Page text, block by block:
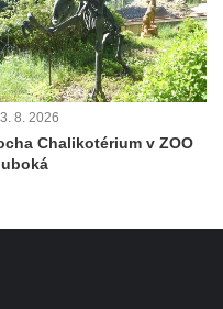
v
v
na
3. 8. 2026
Chalikotérium v ZOO